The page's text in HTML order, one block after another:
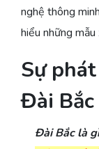
nghệ thông
hiểu những
Sự
Đài Bắc
Đài Bắc là